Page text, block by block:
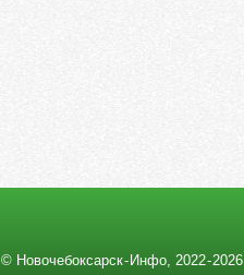
© Новочебоксарск - Инфо, 2022 ‑ 2026